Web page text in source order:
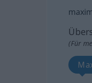
(Für